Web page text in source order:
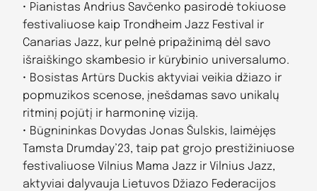
• Pianistas Andrius Savčenko pasirodė tokiuose
festivaliuose kaip Trondheim Jazz Festival ir
Canarias Jazz, kur pelnė pripažinimą dėl savo
išraiškingo skambesio ir kūrybinio universalumo.
• Bosistas Artūrs Duckis aktyviai veikia džiazo ir
popmuzikos scenose, įnešdamas savo unikalų
ritminį pojūtį ir harmoninę viziją.
• Būgnininkas Dovydas Jonas Šulskis, laimėjęs
Tamsta Drumday’23, taip pat grojo prestižiniuose
festivaliuose Vilnius Mama Jazz ir Vilnius Jazz,
aktyviai dalyvauja Lietuvos Džiazo Federacijos